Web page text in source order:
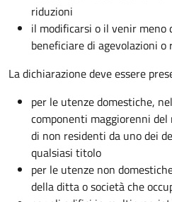
riduzioni
il modificarsi o il venir meno
beneficiare di agevolazioni o
La dichiarazione deve essere
per le utenze domestiche,
componenti maggiorenni
di non residenti da uno dei
qualsiasi titolo
per le utenze non
della ditta o società che